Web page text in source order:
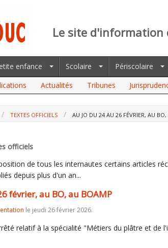
Le site d'information
enfance Scolaire Périscolaire
Actualités Tribunes
TEXTES OFFICIELS AU JO DU 24 AU 26 FÉVRIER, AU
officiels
de tous les internautes certains articles
depuis plus d'un an...
février, au BO, au BOAMP
le jeudi 26 février 2026.
relatif à la spécialité "Métiers du plâtre et de